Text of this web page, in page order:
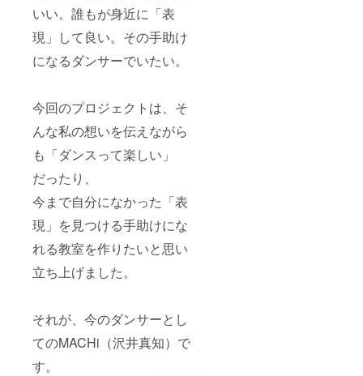
いい。誰もが身近に「表
現」して良い。その手助け
になるダンサーでいたい。
今回のプロジェクトは、そ
んな私の想いを伝えながら
も「ダンスって楽しい」
だったり、
今まで自分になかった「表
現」を見つける手助けにな
れる教室を作りたいと思い
立ち上げました。
それが、今のダンサーとし
てのMACHi（沢井真知）で
す。